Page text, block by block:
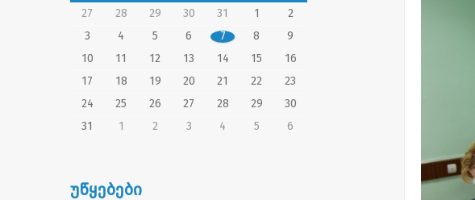
27
28 29 30 31 1
2
3
4 5 6 7 8
9
10
11 12 13 14 15
16
17
18 19 20 21 22
23
24
25 26 27 28 29
30
31
1 2 3 4 5 6
უწყებები